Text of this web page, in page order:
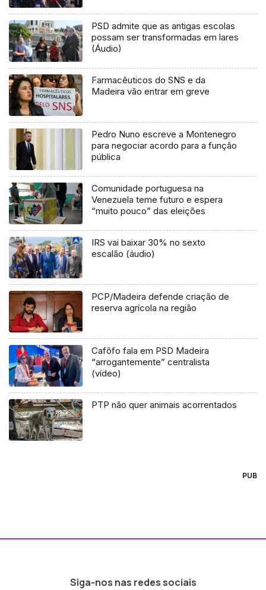
PSD admite que as antigas escolas
possam ser transformadas em lares
(Áudio)
Farmacêuticos do SNS e da
Madeira vão entrar em greve
Pedro Nuno escreve a Montenegro
para negociar acordo para a função
pública
Comunidade portuguesa na
Venezuela teme futuro e espera
“muito pouco” das eleições
IRS vai baixar 30% no sexto
escalão (áudio)
PCP/Madeira defende criação de
reserva agrícola na região
Cafôfo fala em PSD Madeira
“arrogantemente” centralista
(vídeo)
PTP não quer animais acorrentados
PUB
Siga-nos nas redes sociais